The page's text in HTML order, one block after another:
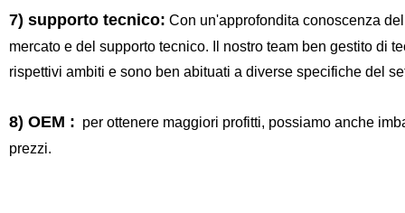
7) supporto tecnico: Con un'approfondita conoscenza
mercato e del supporto tecnico. Il nostro team ben gestito di
rispettivi ambiti e sono ben abituati a diverse specifiche del
8) OEM : per ottenere maggiori profitti, possiamo anche
prezzi.